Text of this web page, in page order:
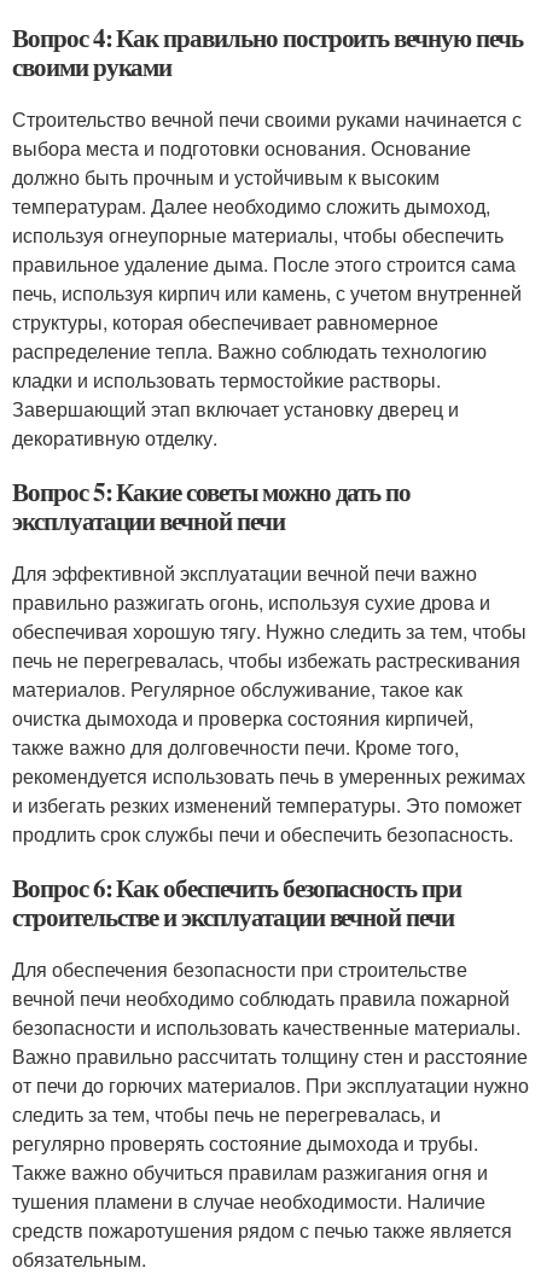
Вопрос 4: Как правильно построить вечную печь
своими руками
Строительство вечной печи своими руками начинается с
выбора места и подготовки основания. Основание
должно быть прочным и устойчивым к высоким
температурам. Далее необходимо сложить дымоход,
используя огнеупорные материалы, чтобы обеспечить
правильное удаление дыма. После этого строится сама
печь, используя кирпич или камень, с учетом внутренней
структуры, которая обеспечивает равномерное
распределение тепла. Важно соблюдать технологию
кладки и использовать термостойкие растворы.
Завершающий этап включает установку дверец и
декоративную отделку.
Вопрос 5: Какие советы можно дать по
эксплуатации вечной печи
Для эффективной эксплуатации вечной печи важно
правильно разжигать огонь, используя сухие дрова и
обеспечивая хорошую тягу. Нужно следить за тем, чтобы
печь не перегревалась, чтобы избежать растрескивания
материалов. Регулярное обслуживание, такое как
очистка дымохода и проверка состояния кирпичей,
также важно для долговечности печи. Кроме того,
рекомендуется использовать печь в умеренных режимах
и избегать резких изменений температуры. Это поможет
продлить срок службы печи и обеспечить безопасность.
Вопрос 6: Как обеспечить безопасность при
строительстве и эксплуатации вечной печи
Для обеспечения безопасности при строительстве
вечной печи необходимо соблюдать правила пожарной
безопасности и использовать качественные материалы.
Важно правильно рассчитать толщину стен и расстояние
от печи до горючих материалов. При эксплуатации нужно
следить за тем, чтобы печь не перегревалась, и
регулярно проверять состояние дымохода и трубы.
Также важно обучиться правилам разжигания огня и
тушения пламени в случае необходимости. Наличие
средств пожаротушения рядом с печью также является
обязательным.